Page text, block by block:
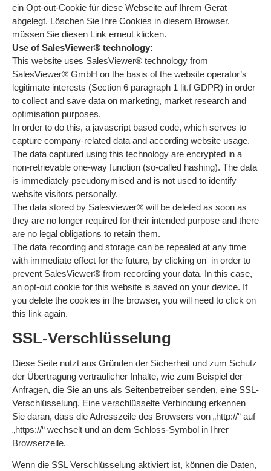
ein Opt-out-Cookie für diese Webseite auf Ihrem Gerät
abgelegt. Löschen Sie Ihre Cookies in diesem Browser,
müssen Sie diesen Link erneut klicken.
Use of SalesViewer® technology:
This website uses SalesViewer® technology from
SalesViewer® GmbH on the basis of the website operator’s
legitimate interests (Section 6 paragraph 1 lit.f GDPR) in order
to collect and save data on marketing, market research and
optimisation purposes.
In order to do this, a javascript based code, which serves to
capture company-related data and according website usage.
The data captured using this technology are encrypted in a
non-retrievable one-way function (so-called hashing). The data
is immediately pseudonymised and is not used to identify
website visitors personally.
The data stored by Salesviewer® will be deleted as soon as
they are no longer required for their intended purpose and there
are no legal obligations to retain them.
The data recording and storage can be repealed at any time
with immediate effect for the future, by clicking on in order to
prevent SalesViewer® from recording your data. In this case,
an opt-out cookie for this website is saved on your device. If
you delete the cookies in the browser, you will need to click on
this link again.
SSL-Verschlüsselung
Diese Seite nutzt aus Gründen der Sicherheit und zum Schutz
der Übertragung vertraulicher Inhalte, wie zum Beispiel der
Anfragen, die Sie an uns als Seitenbetreiber senden, eine SSL-
Verschlüsselung. Eine verschlüsselte Verbindung erkennen
Sie daran, dass die Adresszeile des Browsers von „http://“ auf
„https://“ wechselt und an dem Schloss-Symbol in Ihrer
Browserzeile.
Wenn die SSL Verschlüsselung aktiviert ist, können die Daten,